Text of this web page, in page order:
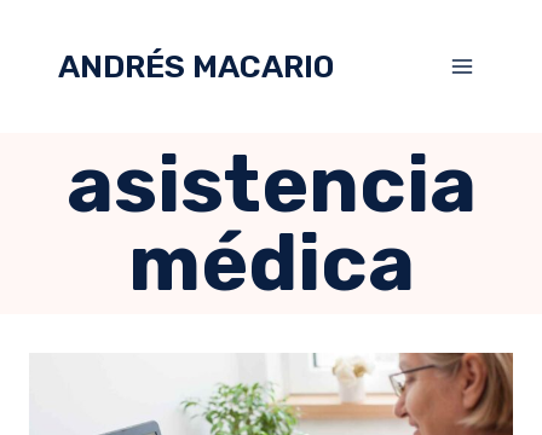
ANDRÉS MACARIO
asistencia
médica